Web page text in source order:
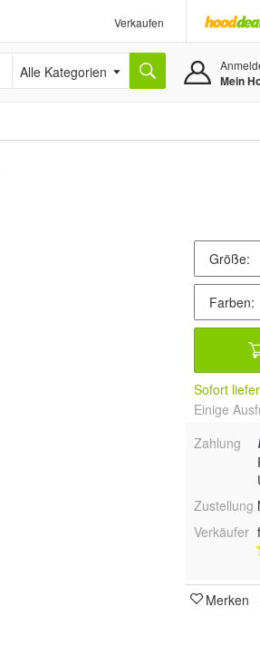
Verkaufen
Alle Kategorien
Mein
Sofort
Einige
Zahlung
Zustellung
Verkäufer
Merken